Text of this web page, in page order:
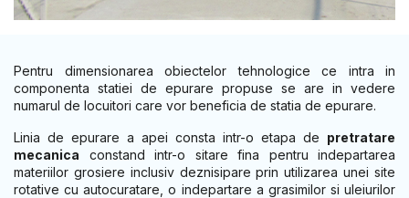
Pentru dimensionarea obiectelor tehnologice ce intra in
componenta statiei de epurare propuse se are in vedere
numarul de locuitori care vor beneficia de statia de epurare.
Linia de epurare a apei consta intr-o etapa de pretratare
mecanica constand intr-o sitare fina pentru indepartarea
materiilor grosiere inclusiv deznisipare prin utilizarea unei site
rotative cu autocuratare, o indepartare a grasimilor si uleiurilor